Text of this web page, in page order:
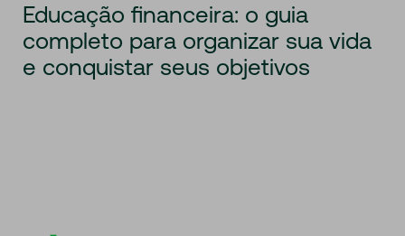
Educação financeira: o guia
completo para organizar sua vida
e conquistar seus objetivos